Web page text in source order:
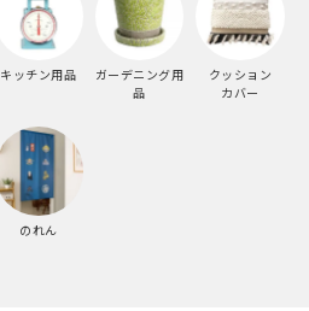
キッチン用品
ガーデニング用
品
クッション
カバー
のれん